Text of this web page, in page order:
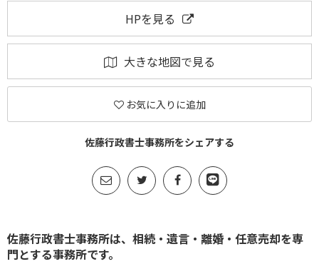
HPを見る
大きな地図で見る
お気に入りに追加
佐藤行政書士事務所をシェアする
佐藤行政書士事務所は、相続・遺言・離婚・任意売却を専
門とする事務所です。